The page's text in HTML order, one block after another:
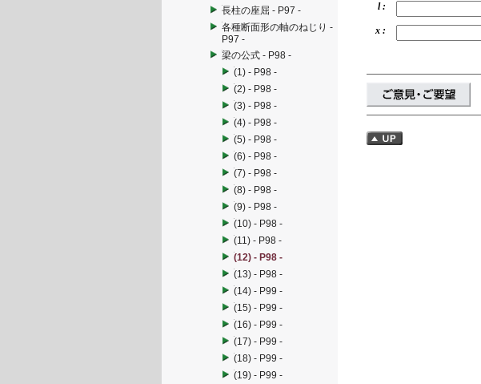
長柱の座屈 - P97 -
各種断面形の軸のねじり -
P97 -
梁の公式 - P98 -
(1) - P98 -
(2) - P98 -
(3) - P98 -
(4) - P98 -
(5) - P98 -
(6) - P98 -
(7) - P98 -
(8) - P98 -
(9) - P98 -
(10) - P98 -
(11) - P98 -
(12) - P98 -
(13) - P98 -
(14) - P99 -
(15) - P99 -
(16) - P99 -
(17) - P99 -
(18) - P99 -
(19) - P99 -
l :
x :